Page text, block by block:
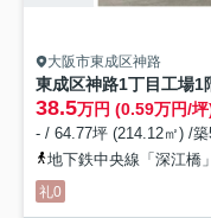
大阪市東成区神路
東成区神路1丁目工場1
38.5万円 (0.59万円/坪
- / 64.77坪 (214.12㎡) /
地下鉄中央線「深江橋
礼0